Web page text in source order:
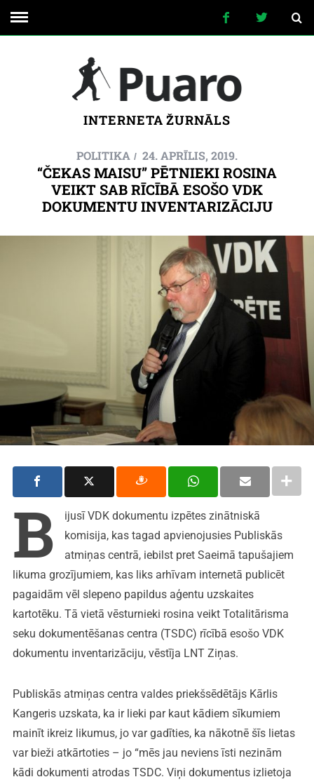
INTERNETA ŽURNĀLS
POLITIKA 24. APRĪLIS, 2019.
“ČEKAS MAISU” PĒTNIEKI ROSINA
VEIKT SAB RĪCĪBĀ ESOŠO VDK
DOKUMENTU INVENTARIZĀCIJU
B
ijusī VDK dokumentu izpētes zinātniskā
komisija, kas tagad apvienojusies Publiskās
atmiņas centrā, iebilst pret Saeimā tapušajiem
likuma grozījumiem, kas liks arhīvam internetā publicēt
pagaidām vēl slepeno papildus aģentu uzskaites
kartotēku. Tā vietā vēsturnieki rosina veikt Totalitārisma
seku dokumentēšanas centra (TSDC) rīcībā esošo VDK
dokumentu inventarizāciju, vēstīja LNT Ziņas.
Publiskās atmiņas centra valdes priekšsēdētājs Kārlis
Kangeris uzskata, ka ir lieki par kaut kādiem sīkumiem
mainīt ikreiz likumus, jo var gadīties, ka nākotnē šīs lietas
var bieži atkārtoties – jo “mēs jau neviens īsti nezinām
kādi dokumenti atrodas TSDC. Viņi dokumentus izlietoja